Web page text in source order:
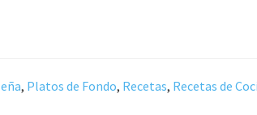
, Platos de Fondo, Recetas, Recetas de